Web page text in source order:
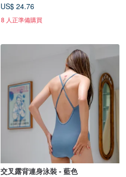
US$ 24.76
8 人正準備購買
交叉露背連身泳裝 - 藍色